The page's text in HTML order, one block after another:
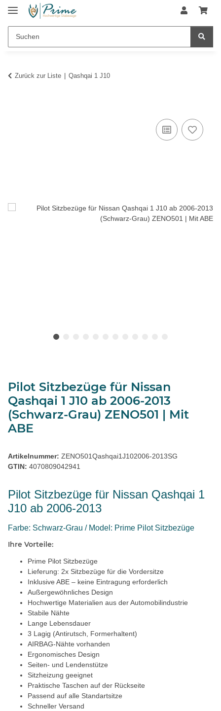
Zurück zur Liste Qashqai 1 J10
Pilot Sitzbezüge für Nissan
Qashqai 1 J10 ab 2006-2013
(Schwarz-Grau) ZENO501 | Mit
ABE
Artikelnummer: ZENO501Qashqai1J102006-2013SG
GTIN: 4070809042941
Pilot Sitzbezüge für Nissan Qashqai 1
J10 ab 2006-2013
Farbe: Schwarz-Grau / Model: Prime Pilot Sitzbezüge
Ihre Vorteile:
Prime Pilot Sitzbezüge
Lieferung: 2x Sitzbezüge für die Vordersitze
Inklusive ABE – keine Eintragung erforderlich
Außergewöhnliches Design
Hochwertige Materialien aus der Automobilindustrie
Stabile Nähte
Lange Lebensdauer
3 Lagig (Antirutsch, Formerhaltent)
AIRBAG-Nähte vorhanden
Ergonomisches Design
Seiten- und Lendenstütze
Sitzheizung geeignet
Praktische Taschen auf der Rückseite
Passend auf alle Standartsitze
Schneller Versand